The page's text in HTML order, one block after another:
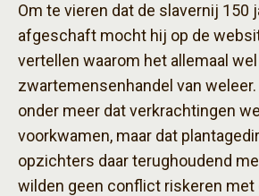
Om te vieren dat de slavernij 150
afgeschaft mocht hij op de
vertellen waarom het allemaal
zwartemensenhandel van
onder meer dat verkrachtingen
voorkwamen, maar dat
opzichters daar terughoudend
wilden geen conflict riskeren met